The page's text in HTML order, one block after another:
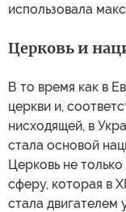
использовала
Церковь и
В то время как в
церкви и,
нисходящей, в
стала основой
Церковь не
сферу, которая в
стала двигателем